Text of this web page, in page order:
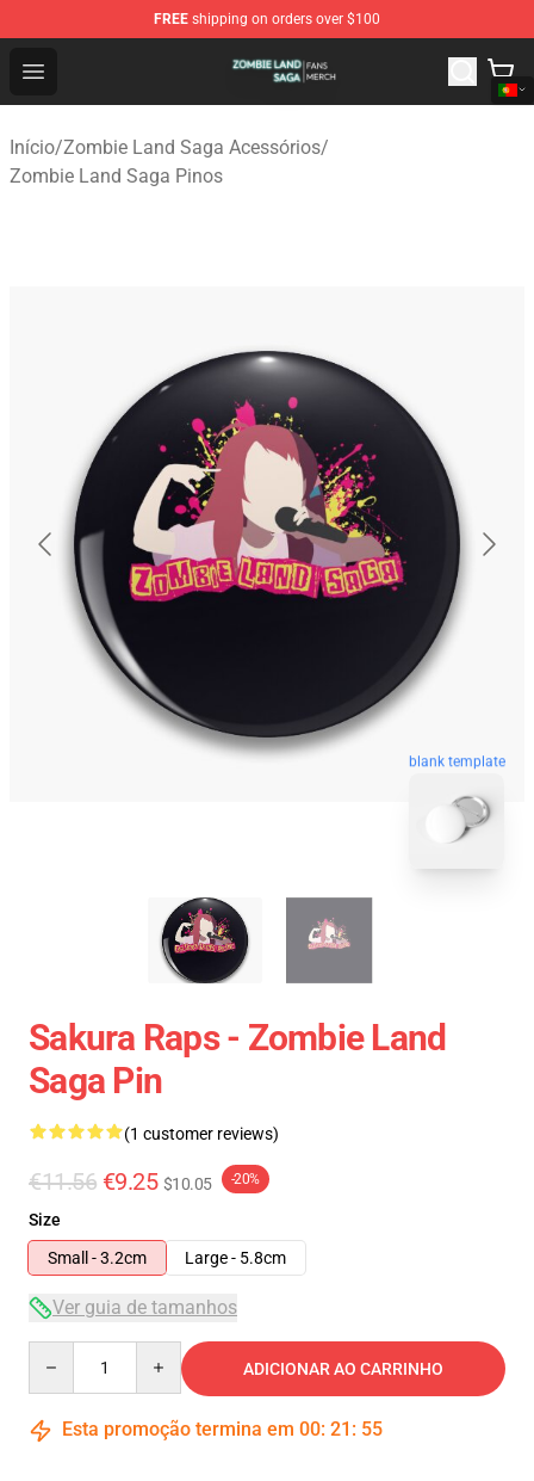
FREE shipping on orders over $100
Open menu
Zombie Land Saga Shop - Official Zombie Land Saga
Início/Zombie Land Saga Acessórios/
Zombie Land Saga Pinos
blank template
Sakura Raps - Zombie Land
Saga Pin
(1 customer reviews)
€11.56 €9.25 $10.05 -20%
Size
Small - 3.2cm
Large - 5.8cm
Ver guia de tamanhos
ADICIONAR AO CARRINHO
Esta promoção termina em 00: 21 : 54